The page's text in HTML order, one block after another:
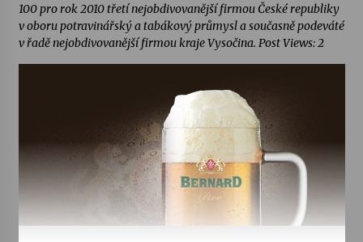
100 pro rok 2010 třetí nejobdivovanější firmou České republiky
v oboru potravinářský a tabákový průmysl a současně podeváté
v řadě nejobdivovanější firmou kraje Vysočina. Post Views: 2